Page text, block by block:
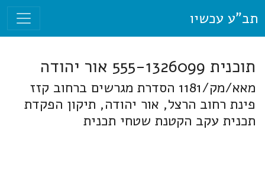
תב"ע עכשיו
תוכנית 555-1326099 אור יהודה
מאא/מק/1181 הסדרת מגרשים ברחוב קזז
פינת רחוב הרצל, אור יהודה, תיקון הפקדת
תכנית עקב הקטנת שטחי תכנית